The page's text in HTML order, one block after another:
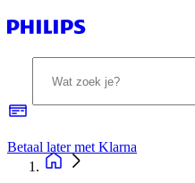
Betaal later met Klarna